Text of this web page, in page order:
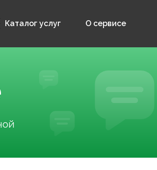
Каталог услуг О сервисе